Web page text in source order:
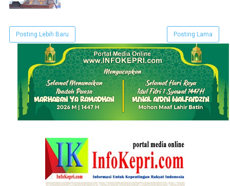
Posting Lebih Baru Posting Lama